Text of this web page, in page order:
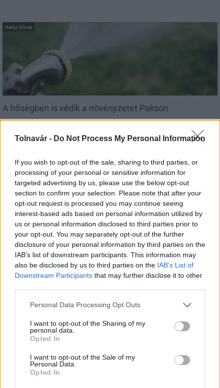
Tolnavár - Do Not Process My Personal Information
If you wish to opt-out of the sale, sharing to third parties, or
processing of your personal or sensitive information for
targeted advertising by us, please use the below opt-out
section to confirm your selection. Please note that after your
opt-out request is processed you may continue seeing
interest-based ads based on personal information utilized by
us or personal information disclosed to third parties prior to
your opt-out. You may separately opt-out of the further
disclosure of your personal information by third parties on the
IAB’s list of downstream participants. This information may
also be disclosed by us to third parties on the IAB’s List of
Downstream Participants that may further disclose it to other
Please note that this website/app uses one or more Google
not limited to your visit or usage behaviour. You may click to
grant or deny consent to Google and its third-party tags to
use your data for below specified purposes in below Google
consent section.
Personal Data Processing Opt Outs
I want to opt-out of the Sharing of my
personal data.
Opted In
I want to opt-out of the Sale of my
Personal Data.
Opted In
Helyi hírek
A hőségben is védik a növényzetet Pakson
MAGYAR ÉPÍTŐK
Szinte teljes hosszában megújítják a Lakatos úti
lakótelep legfontosabb utcáját